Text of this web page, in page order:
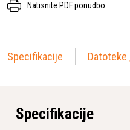
Natisnite PDF ponudbo
Specifikacije
Specifikacije